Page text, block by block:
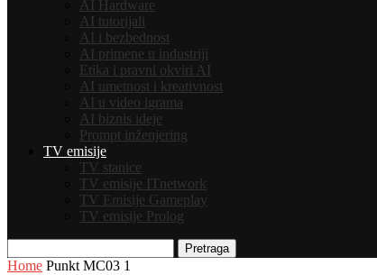
AI Hardware
AI tutorijali
AI i bezbednost
AI primene u industriji
Etika i pravni okviri AI
AI umetnost i kreativnost
AI u video igrama
AI biznis ideje
Prompt inženjering
TV emisije
TV stanice
TV emisije ITnetwork
TV Emisije Gameplay
TV emisije Prolog
Pretraga
Home Punkt MC03 1